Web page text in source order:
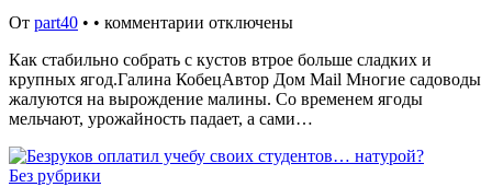
От part40 • • комментарии отключены
Как стабильно собрать с кустов втрое больше сладких и
крупных ягод.Галина КобецАвтор Дом Mail Многие садоводы
жалуются на вырождение малины. Со временем ягоды
мельчают, урожайность падает, а сами…
Без рубрики